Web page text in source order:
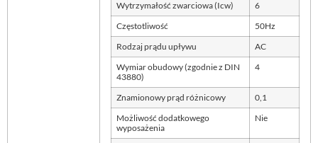
Wytrzymałość zwarciowa (Icw) 6
Częstotliwość 50Hz
Rodzaj prądu upływu AC
Wymiar obudowy (zgodnie z DIN
43880)
4
Znamionowy prąd różnicowy 0,1
Możliwość dodatkowego
wyposażenia
Nie